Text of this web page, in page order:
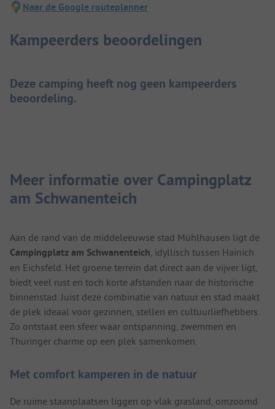
Naar de Google routeplanner
Kampeerders beoordelingen
Deze camping heeft nog geen kampeerders
beoordeling.
Meer informatie over Campingplatz
am Schwanenteich
Aan de rand van de middeleeuwse stad Mühlhausen ligt de
Campingplatz am Schwanenteich, idyllisch tussen Hainich
en Eichsfeld. Het groene terrein dat direct aan de vijver ligt,
biedt veel rust en toch korte afstanden naar de historische
binnenstad. Juist deze combinatie van natuur en stad maakt
de plek ideaal voor gezinnen, stellen en cultuurliefhebbers.
Zo ontstaat een sfeer waar ontspanning, zwemmen en
Thüringer charme op een plek samenkomen.
Met comfort kamperen in de natuur
De ruime staanplaatsen liggen op vlak grasland, omzoomd